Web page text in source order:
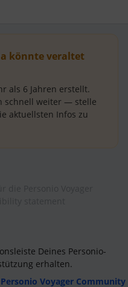
könnte veraltet
als 6 Jahren erstellt.
schnell weiter — stelle
aktuellsten Infos zu
Deines Personio-
erhalten.
Personio Voyager Community